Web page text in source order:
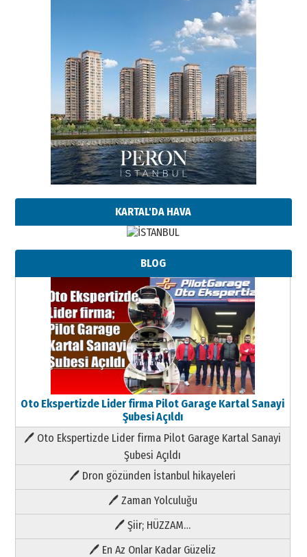
KARTAL'DA HAVA
BLOG
Oto Ekspertizde Lider firma Pilot Garage Kartal Sanayi
Şubesi Açıldı
🖊 Oto Ekspertizde Lider firma Pilot Garage Kartal Sanayi
Şubesi Açıldı
🖊 Dron gözünden İstanbul hikayeleri
🖊 Zaman Yolculuğu
🖊 Şiir; HÜZZAM…
🖊 En Az Onlar Kadar Güzeliz